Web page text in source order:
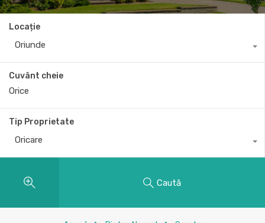
Locație
Oriunde
Cuvânt cheie
Tip Proprietate
Oricare
Caută